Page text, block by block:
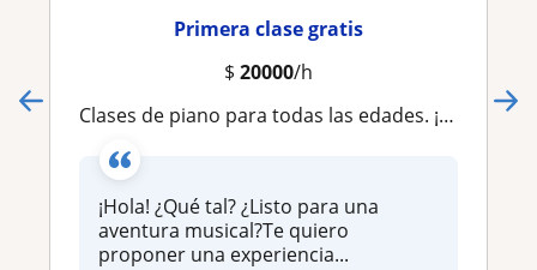
Primera clase gratis
$ 20000/h
Clases de piano para todas las edades. ¡Método enfocado en tus metas musicales!
¡Hola! ¿Qué tal? ¿Listo para una
aventura musical?Te quiero
proponer una experiencia...